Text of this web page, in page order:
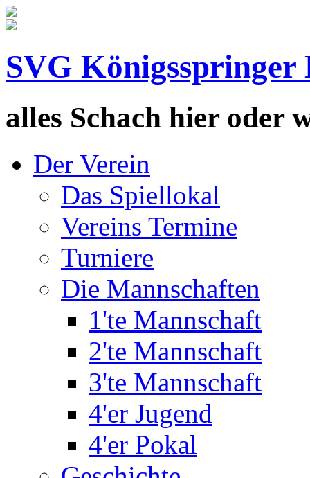
SVG Königsspringer
alles Schach hier oder
Der Verein
Das Spiellokal
Vereins Termine
Turniere
Die Mannschaften
1'te Mannschaft
2'te Mannschaft
3'te Mannschaft
4'er Jugend
4'er Pokal